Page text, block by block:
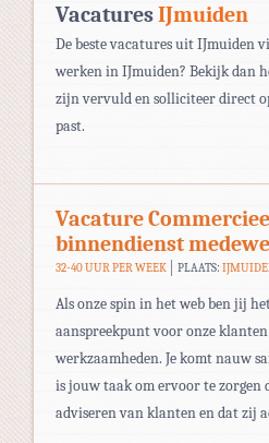
VacaturesIJmuiden
De beste vacatures uit IJmuiden
werken in IJmuiden? Bekijk dan
zijn vervuld en solliciteer direct
past.
Vacature
binnendienst
32-40 UUR PER WEEK PLAATS:
Als onze spin in het web ben jij
aanspreekpunt voor onze
werkzaamheden. Je komt nauw
is jouw taak om ervoor te
adviseren van klanten en dat